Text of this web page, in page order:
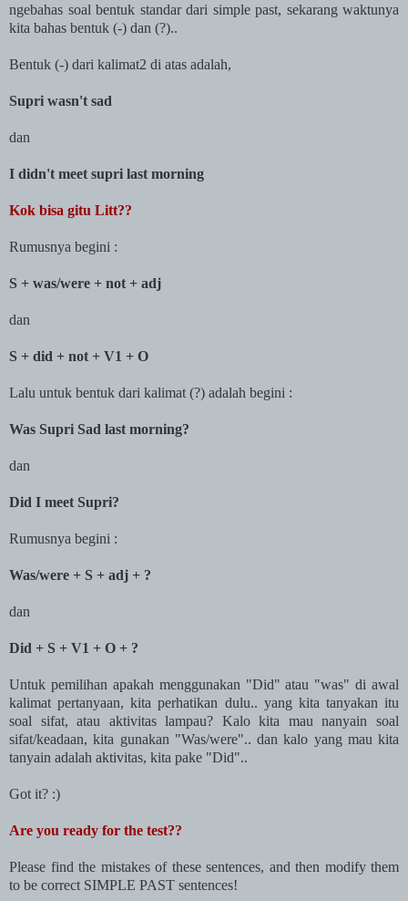
ngebahas soal bentuk standar dari simple past, sekarang waktunya
kita bahas bentuk (-) dan (?)..
Bentuk (-) dari kalimat2 di atas adalah,
Supri wasn't sad
dan
I didn't meet supri last morning
Kok bisa gitu Litt??
Rumusnya begini :
S + was/were + not + adj
dan
S + did + not + V1 + O
Lalu untuk bentuk dari kalimat (?) adalah begini :
Was Supri Sad last morning?
dan
Did I meet Supri?
Rumusnya begini :
Was/were + S + adj + ?
dan
Did + S + V1 + O + ?
Untuk pemilihan apakah menggunakan "Did" atau "was" di awal
kalimat pertanyaan, kita perhatikan dulu.. yang kita tanyakan itu
soal sifat, atau aktivitas lampau? Kalo kita mau nanyain soal
sifat/keadaan, kita gunakan "Was/were".. dan kalo yang mau kita
tanyain adalah aktivitas, kita pake "Did"..
Got it? :)
Are you ready for the test??
Please find the mistakes of these sentences, and then modify them
to be correct SIMPLE PAST sentences!